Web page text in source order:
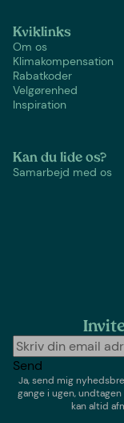
Kviklinks
Om os
Klimakompensation
Rabatkoder
Velgørenhed
Inspiration
Kan du lide os?
Samarbejd med os
Send
Ja, send mig
gange i ugen,undtagen
kan altid